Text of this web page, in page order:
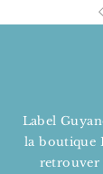
Label
la boutique
retrouver